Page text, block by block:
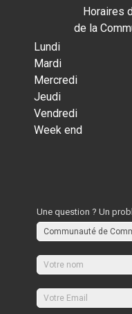
Horaires
de la
Lundi
Mardi
Mercredi
Jeudi
Vendredi
Week end
Une question ? Un